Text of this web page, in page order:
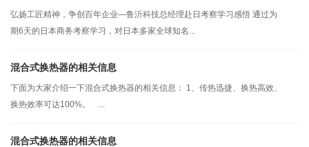
弘扬工匠精神，争创百年企业—鲁沂科技总经理赴日考察学习感悟 通过为
期6天的日本商务考察学习，对日本多家全球知名...
混合式换热器的相关信息
下面为大家介绍一下混合式换热器的相关信息： 1、传热迅捷、换热高效、
换热效率可达100%。 ...
混合式换热器的相关信息